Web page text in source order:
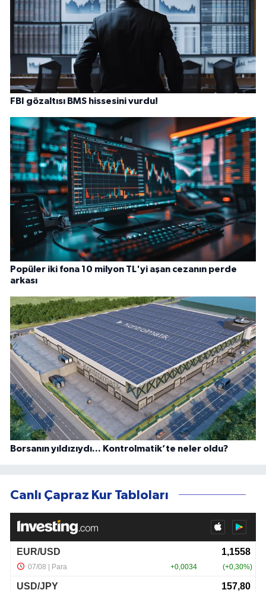
FBI gözaltısı BMS hissesini vurdu!
Popüler iki fona 10 milyon TL'yi aşan cezanın perde
arkası
Borsanın yıldızıydı... Kontrolmatik’te neler oldu?
Canlı Çapraz Kur Tabloları